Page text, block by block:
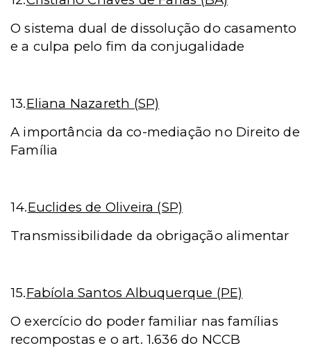
O sistema dual de dissolução do casamento
e a culpa pelo fim da conjugalidade
13.Eliana Nazareth (SP)
A importância da co-mediação no Direito de
Família
14.Euclides de Oliveira (SP)
Transmissibilidade da obrigação alimentar
15.Fabíola Santos Albuquerque (PE)
O exercício do poder familiar nas famílias
recompostas e o art. 1.636 do NCCB